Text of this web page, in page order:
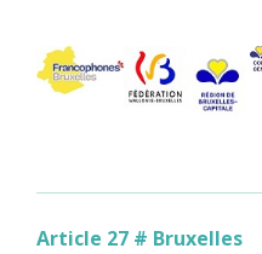
Article 27 # Bruxelles